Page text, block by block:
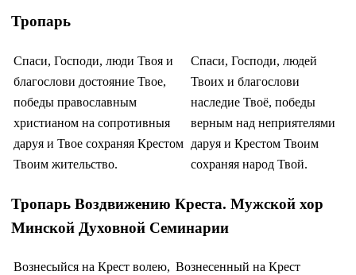
Тропарь
Спаси, Господи, люди Твоя и
благослови достояние Твое,
победы православным
христианом на сопротивныя
даруя и Твое сохраняя Крестом
Твоим жительство.
Спаси, Господи, людей
Твоих и благослови
наследие Твоё, победы
верным над неприятелями
даруя и Крестом Твоим
сохраняя народ Твой.
Тропарь Воздвижению Креста. Мужской хор
Минской Духовной Семинарии
Вознесыйся на Крест волею, Вознесенный на Крест